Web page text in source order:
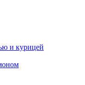
и курицей